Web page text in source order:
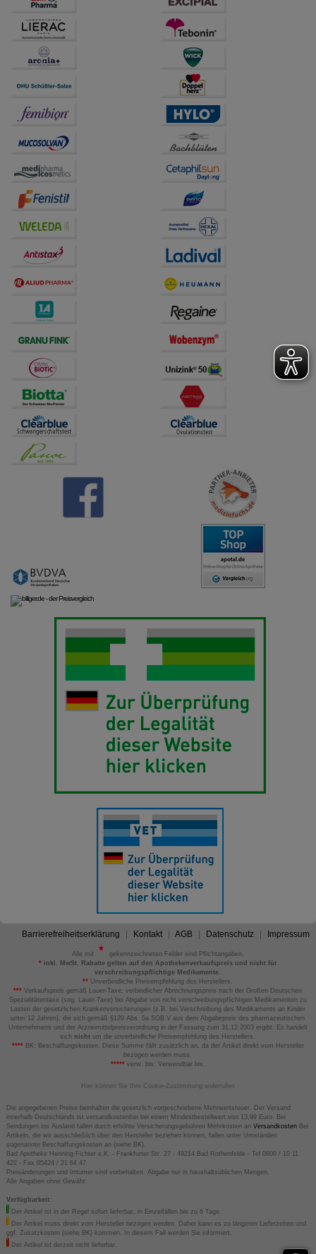
Barrierefreiheitserklärung Kontakt AGB Datenschutz Impressum
Alle mit
gekennzeichneten Felder sind Pflichtangaben.
*inkl. MwSt. Rabatte gelten auf den Apothekenverkaufspreis und nicht für
verschreibungspflichtige Medikamente.
** Unverbindliche Preisempfehlung des Herstellers.
*** Verkaufspreis gemäß Lauer-Taxe; verbindlicher Abrechnungspreis nach der Großen Deutschen
Spezialitätentaxe (sog. Lauer-Taxe) bei Abgabe von nicht verschreibungspflichtigen Medikamenten zu
Lasten der gesetzlichen Krankenversicherungen (z.B. bei Verschreibung des Medikaments an Kinder
unter 12 Jahren), die sich gemäß §129 Abs. 5a SGB V aus dem Abgabepreis des pharmazeutischen
Unternehmens und der Arzneimittelpreisverordnung in der Fassung zum 31.12.2003 ergibt. Es handelt
sich nicht um die unverbindliche Preisempfehlung des Herstellers.
****BK: Beschaffungskosten. Diese Summe fällt zusätzlich an, da der Artikel direkt vom Hersteller
bezogen werden muss.
*****verw. bis: Verwendbar bis.
Hier können Sie Ihre Cookie-Zustimmung widerrufen
Die angegebenen Preise beinhalten die gesetzlich vorgeschriebene Mehrwertsteuer. Der Versand
innerhalb Deutschlands ist versandkostenfrei bei einem Mindestbestellwert von 13,99 Euro. Bei
Sendungen ins Ausland fallen durch erhöhte Versicherungsgebühren Mehrkosten an VersandkostenBei
Artikeln, die wir ausschließlich über den Hersteller beziehen können, fallen unter Umständen
sogenannte Beschaffungskosten an (siehe BK).
Bad Apotheke Henning Fichter e.K. - Frankfurter Str. 27 - 49214 Bad Rothenfelde - Tel 0800 / 10 11
422 - Fax 05424 / 21 64 47
Preisänderungen und Irrtümer sind vorbehalten. Abgabe nur in haushaltsüblichen Mengen.
Alle Angaben ohne Gewähr.
Verfügbarkeit:
Der Artikel ist in der Regel sofort lieferbar, in Einzelfällen bis zu 6 Tage.
Der Artikel muss direkt vom Hersteller bezogen werden. Daher kann es zu längeren Lieferzeiten und
ggf. Zusatzkosten (siehe BK) kommen. In diesem Fall werden Sie informiert.
Der Artikel ist derzeit nicht lieferbar.